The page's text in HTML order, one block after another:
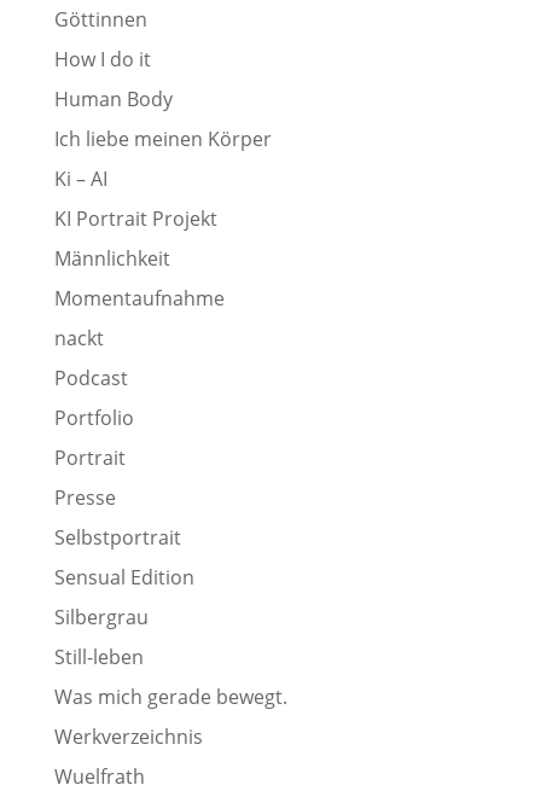
Göttinnen
How I do it
Human Body
Ich liebe meinen Körper
Ki – AI
KI Portrait Projekt
Männlichkeit
Momentaufnahme
nackt
Podcast
Portfolio
Portrait
Presse
Selbstportrait
Sensual Edition
Silbergrau
Still-leben
Was mich gerade bewegt.
Werkverzeichnis
Wuelfrath